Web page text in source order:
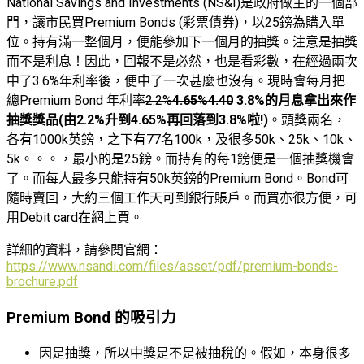
門，讓市民買Premium Bonds (彩票債券)，以25鎊為購入單
位。持有滿一整個月，便能參加下一個月的抽獎。注意是抽獎
而不是利息！因此，回報不是必然，也是看彩數，在經過兩次
中了3.6%年利率後，便中了一次甚麼也沒有。現時會每月把
總Premium Bond 年利率2.2%4.65%4.40 3.8%的月息拿出來作
抽獎獎品(由2.2%升到4.65%再回落到3.8%啦!) 。頭獎兩名，
各有1000k英鎊，之下有77名100k，及很多50k、25k、10k、
5k。。。，最小的是25鎊。而持有的每1鎊便是一個抽獎機會
了。而每人最多只能持有50k英鎊的Premium Bond。Bond可
隨時賣回，大約三個工作天可到銀行賬戶。而買亦很方便，可
用Debit card在網上買。
詳細的資料，請參閱官網：
https://www.nsandi.com/files/asset/pdf/premium-bonds-
brochure.pdf
Premium Bond 的吸引力
因是抽獎，所以中獎是不是被抽稅的。假如，本身很多